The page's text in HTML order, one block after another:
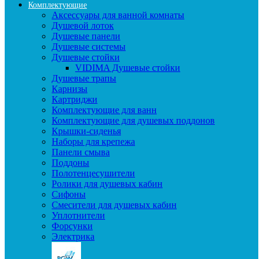
Комплектующие
Аксессуары для ванной комнаты
Душевой лоток
Душевые панели
Душевые системы
Душевые стойки
VIDIMA Душевые стойки
Душевые трапы
Карнизы
Картриджи
Комплектующие для ванн
Комплектующие для душевых поддонов
Крышки-сиденья
Наборы для крепежа
Панели смыва
Поддоны
Полотенцесушители
Ролики для душевых кабин
Сифоны
Смесители для душевых кабин
Уплотнители
Форсунки
Электрика